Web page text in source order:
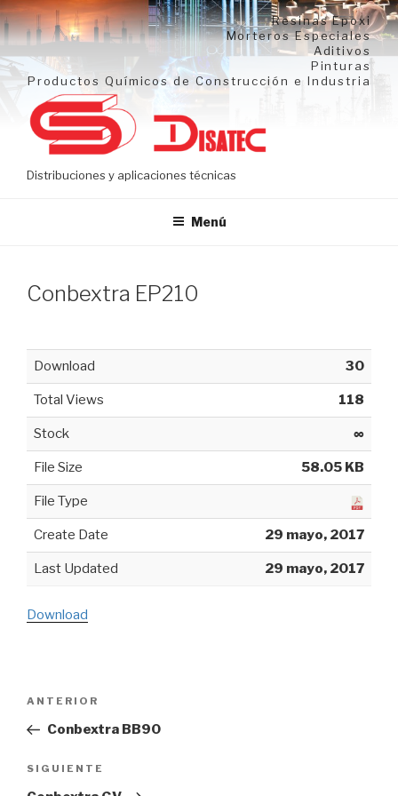
Ir
al
contenido
Resinas Epoxi
Morteros Especiales
Aditivos
Pinturas
Productos Químicos de Construcción e Industria
Distribuciones y aplicaciones técnicas
Menú
Conbextra EP210
Download 30
Total Views 118
Stock ∞
File Size 58.05 KB
File Type
Create Date 29 mayo, 2017
Last Updated 29 mayo, 2017
Download
Navegación
Entrada
anterior:
ANTERIOR
Conbextra BB90
Siguiente
entrada
SIGUIENTE